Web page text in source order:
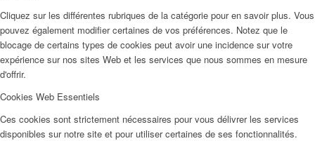
Cliquez sur les différentes rubriques de la catégorie pour en savoir plus. Vous
pouvez également modifier certaines de vos préférences. Notez que le
blocage de certains types de cookies peut avoir une incidence sur votre
expérience sur nos sites Web et les services que nous sommes en mesure
d'offrir.
Cookies Web Essentiels
Ces cookies sont strictement nécessaires pour vous délivrer les services
disponibles sur notre site et pour utiliser certaines de ses fonctionnalités.